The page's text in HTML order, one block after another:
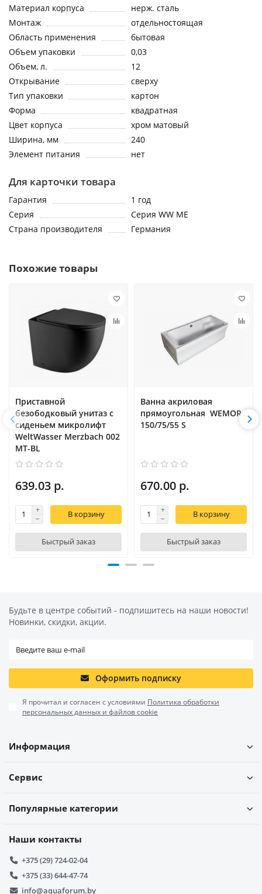
Материал корпуса
нерж. сталь
Монтаж
отдельностоящая
Область применения
бытовая
Объем упаковки
0,03
Объем, л.
12
Открывание
сверху
Тип упаковки
картон
Форма
квадратная
Цвет корпуса
хром матовый
Ширина, мм
240
Элемент питания
нет
Для карточки товара
Гарантия
1 год
Серия
Серия WW ME
Страна производителя
Германия
Похожие товары
Приставной
безободковый унитаз с
сиденьем микролифт
WeltWasser Merzbach 002
MT-BL
639.03 р.
В корзину
Быстрый заказ
Ванна акриловая
прямоугольная WEMOR
150/75/55 S
670.00 р.
В корзину
Быстрый заказ
Будьте в центре событий - подпишитесь на наши новости!
Новинки, скидки, акции.
Оформить подписку
Я прочитал и согласен с условиями Политика обработки
персональных данных и файлов cookie
Информация
Сервис
Популярные категории
Наши контакты
+375 (29) 724-02-04
+375 (33) 644-47-74
info@aquaforum.by